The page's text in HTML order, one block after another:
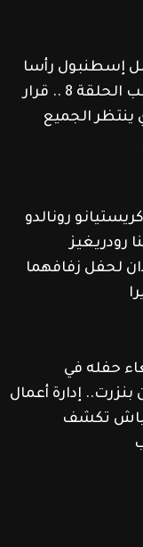
إسطنبول رأسا
على عقب الحلقة 8 .. قرار
الجميع
رونالدو
رودريغيز
لحفل زفافهما
حفله في
إدارة أعمال
تكشف